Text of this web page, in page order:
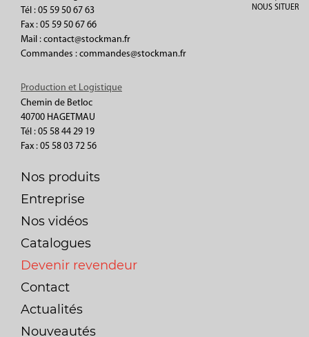
Tél : 05 59 50 67 63
Fax : 05 59 50 67 66
Mail : contact@stockman.fr
Commandes : commandes@stockman.fr
NOUS SITUER
Production et Logistique
Chemin de Betloc
40700 HAGETMAU
Tél : 05 58 44 29 19
Fax : 05 58 03 72 56
Nos produits
Entreprise
Nos vidéos
Catalogues
Devenir revendeur
Contact
Actualités
Nouveautés